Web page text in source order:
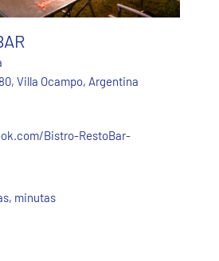
Villa Ocampo, Argentina
Bistro-RestoBar-
minutas